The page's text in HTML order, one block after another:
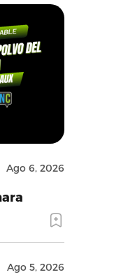
Ago 6, 2026
Ago 5, 2026